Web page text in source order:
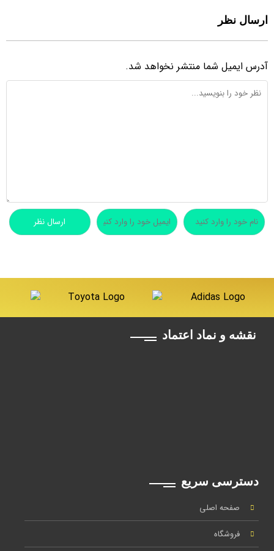
ارسال نظر
آدرس ایمیل شما منتشر نخواهد شد.
نقشه و نماد اعتماد
دسترسی سریع
صفحه اصلی
فروشگاه